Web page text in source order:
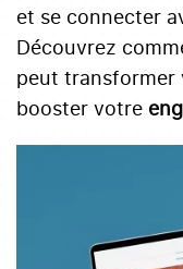
et se connecter
Découvrez
peut transformer
booster votre